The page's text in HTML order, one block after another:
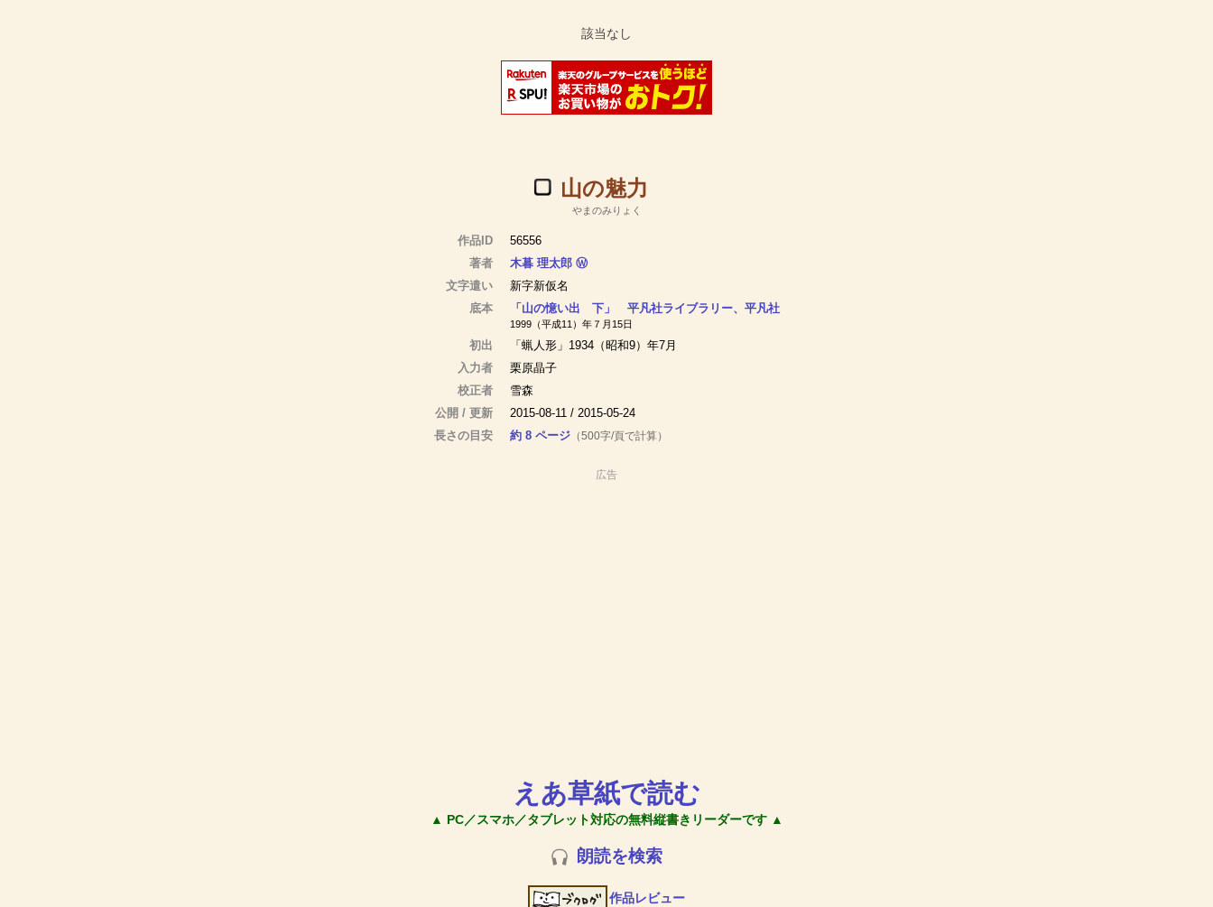
山の魅力
やまのみりょく
作品ID
56556
著者
木暮 理太郎 Ⓦ
文字遣い
新字新仮名
底本
「山の憶い出 下」 平凡社ライブラリー、平凡社
1999（平成11）年７月15日
初出
「蝋人形」1934（昭和9）年7月
入力者
栗原晶子
校正者
雪森
公開 / 更新
2015-08-11 / 2015-05-24
長さの目安
約 8 ページ（500字/頁で計算）
広告
えあ草紙で読む
▲ PC／スマホ／タブレット対応の無料縦書きリーダーです ▲
朗読を検索
作品レビュー